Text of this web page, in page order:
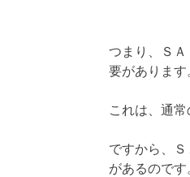
つまり、Ｓ
要があります
これは、通常
ですから、
があるのです